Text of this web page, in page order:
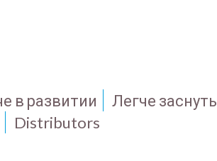
в развитии
Легче заснуть
Distributors